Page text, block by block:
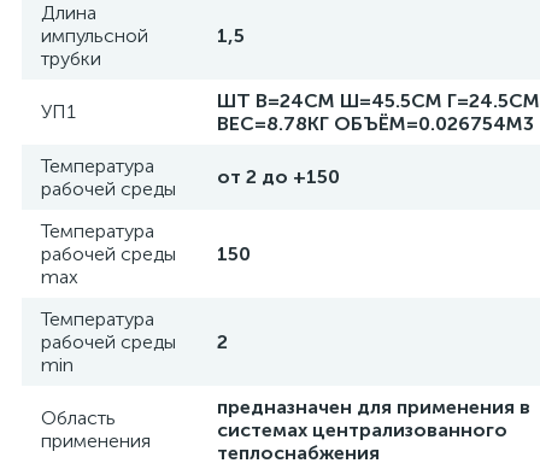
Длина
импульсной
трубки
1,5
УП1
ШТ В=24СМ Ш=45.5СМ Г=24.5СМ
ВЕС=8.78КГ ОБЪЁМ=0.026754М3
Температура
рабочей среды
от 2 до +150
Температура
рабочей среды
max
150
Температура
рабочей среды
min
2
Область
применения
предназначен для применения в
системах централизованного
теплоснабжения